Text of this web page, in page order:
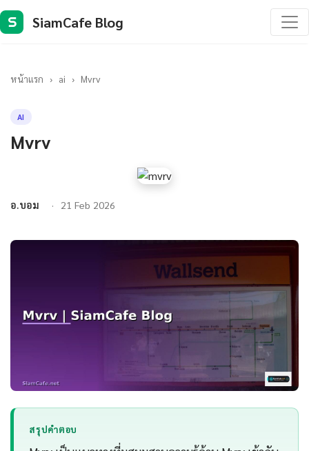
S SiamCafe Blog
หน้าแรก › ai › Mvrv
AI
Mvrv
อ.บอม 21 Feb 2026
สรุปคำตอบ